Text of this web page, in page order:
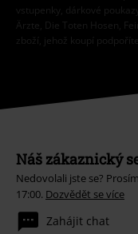
vstupenky, dárkové
Ärzte, Die Toten Hosen,
zboží, jehož koupí
Náš zákaznický
Nedovolali jste se?
17:00. Dozvědět se více
Zahájit chat